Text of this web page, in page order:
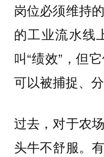
岗位必须维持
的工业流水线
叫“绩效”，但
可以被捕捉、分
过去，对于农
头牛不舒服。